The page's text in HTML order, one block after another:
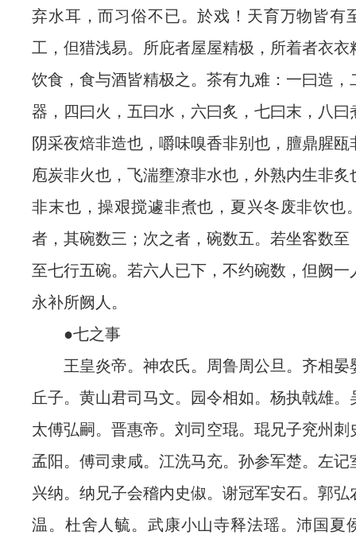
弃水耳，而习俗不已。於戏！天育万物皆有
工，但猎浅易。所庇者屋屋精极，所着者衣衣
饮食，食与酒皆精极之。茶有九难：一曰造，
器，四曰火，五曰水，六曰炙，七曰末，八曰
阴采夜焙非造也，嚼味嗅香非别也，膻鼎腥瓯
庖炭非火也，飞湍壅潦非水也，外熟内生非炙
非末也，操艰搅遽非煮也，夏兴冬废非饮也
者，其碗数三；次之者，碗数五。若坐客数至
至七行五碗。若六人已下，不约碗数，但阙一
永补所阙人。
●七之事
王皇炎帝。神农氏。周鲁周公旦。齐相晏
丘子。黄山君司马文。园令相如。杨执戟雄。
太傅弘嗣。晋惠帝。刘司空琨。琨兄子兖州刺
孟阳。傅司隶咸。江洗马充。孙参军楚。左记
兴纳。纳兄子会稽内史俶。谢冠军安石。郭弘
温。杜舍人毓。武康小山寺释法瑶。沛国夏